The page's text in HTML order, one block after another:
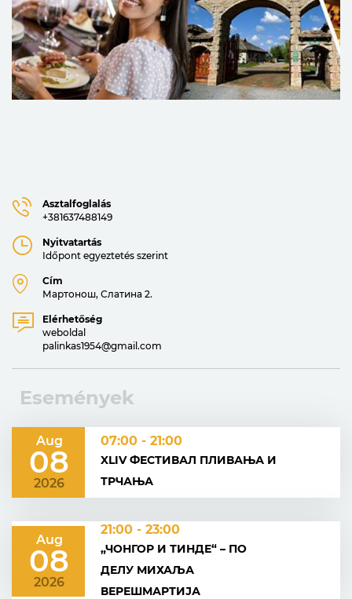
Asztalfoglalás
+381637488149
Nyitvatartás
Időpont egyeztetés szerint
Cím
Мартонош, Слатина 2.
Elérhetőség
weboldal
palinkas1954@gmail.com
Események
Aug
08
2026
07:00 - 21:00
XLIV ФЕСТИВАЛ ПЛИВАЊА И
ТРЧАЊА
Aug
08
2026
21:00 - 23:00
„ЧОНГОР И ТИНДЕ“ – ПО
ДЕЛУ МИХАЉА
ВЕРЕШМАРТИЈА